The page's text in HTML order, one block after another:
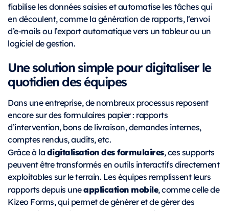
fiabilise les données saisies et automatise les tâches qui
en découlent, comme la génération de rapports, l’envoi
d’e-mails ou l’export automatique vers un tableur ou un
logiciel de gestion.
Une solution simple pour digitaliser le
quotidien des équipes
Dans une entreprise, de nombreux processus reposent
encore sur des formulaires papier : rapports
d’intervention, bons de livraison, demandes internes,
comptes rendus, audits, etc.
Grâce à ladigitalisation des formulaires, ces supports
peuvent être transformés en outils interactifs directement
exploitables sur le terrain. Les équipes remplissent leurs
rapports depuis uneapplication mobile, comme celle de
Kizeo Forms, qui permet de générer et de gérer des